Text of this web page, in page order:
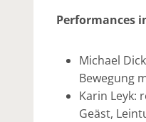
Performances
Michael
Bewegung
Karin Leyk:
Geäst,